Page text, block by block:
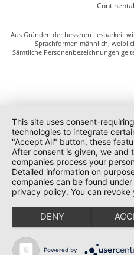
Aus Gründen der besseren Lesbarkeit
Sprachformen männlich,
Sämtliche Personenbezeichnungen
This site uses consent-
technologies to integrate
"Accept All" button, these
After consent is given, we and
companies process your
Detailed information on
companies can be found
privacy policy. You can
DENY
Powered by